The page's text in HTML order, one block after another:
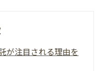
が注目される理由を